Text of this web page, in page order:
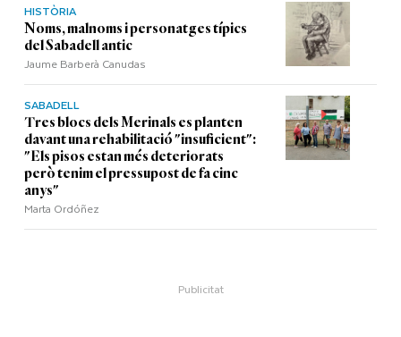
HISTÒRIA
Noms, malnoms i personatges típics
del Sabadell antic
Jaume Barberà Canudas
SABADELL
Tres blocs dels Merinals es planten
davant una rehabilitació "insuficient":
"Els pisos estan més deteriorats
però tenim el pressupost de fa cinc
anys"
Marta Ordóñez